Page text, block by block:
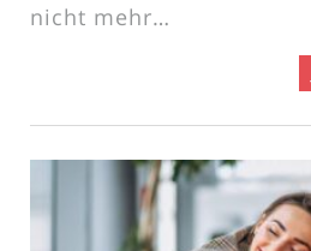
nicht mehr…